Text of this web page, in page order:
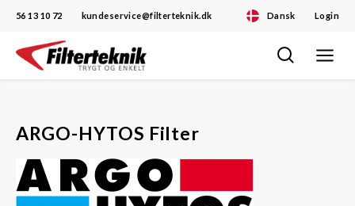
Dansk Login
56 13 10 72 kundeservice@filterteknik.dk
Skip
Toggle
ARGO-HYTOS Filter